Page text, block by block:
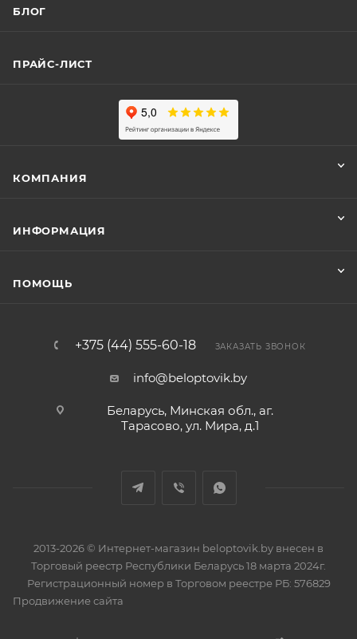
БЛОГ
ПРАЙС-ЛИСТ
КОМПАНИЯ
ИНФОРМАЦИЯ
ПОМОЩЬ
+375 (44) 555-60-18 ЗАКАЗАТЬ ЗВОНОК
info@beloptovik.by
Беларусь, Минская обл., аг.
Тарасово, ул. Мира, д.1
2013-2026 © Интернет-магазин beloptovik.by внесен в
Торговый реестр Республики Беларусь 18 марта 2024г.
Регистрационный номер в Торговом реестре РБ: 576829
Продвижение сайта